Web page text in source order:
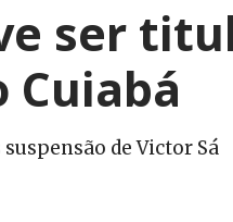
ser
Cuiabá
de Victor Sá